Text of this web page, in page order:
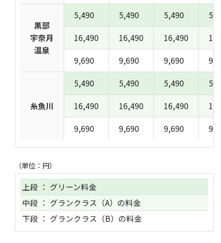
黒部
宇奈月
温泉
5,490 5,490 5,490
16,490
16,490 16,490
9,690
9,690 9,690
糸魚川
5,490 5,490 5,490
16,490
16,490 16,490
9,690
9,690 9,690
（単位：円）
上段 ： グリーン料金
中段 ： グランクラス（A）の料金
下段 ： グランクラス（B）の料金